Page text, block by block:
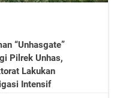
“Unhasgate”
Pilrek Unhas,
Lakukan
Intensif